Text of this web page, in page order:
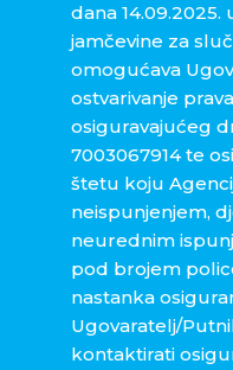
dana
jamčevine za
omogućava
ostvarivanje
osiguravajućeg
7003067914 te
štetu koju
neispunjenjem,
neurednim
pod brojem
nastanka
Ugovaratelj/
kontaktirati